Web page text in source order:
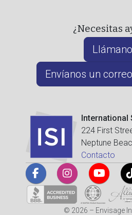
¿Necesitas
Envíanos un
International
224 First
Neptune
Contacto
© 2026 – Envisage